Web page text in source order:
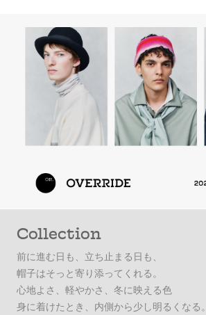
Collection
前に進む日も、立ち止まる日も、
帽子はそっと寄り添ってくれる。
心地よさ、軽やかさ、冬に映える色
身に着けたとき、内側から少し明るくなる。